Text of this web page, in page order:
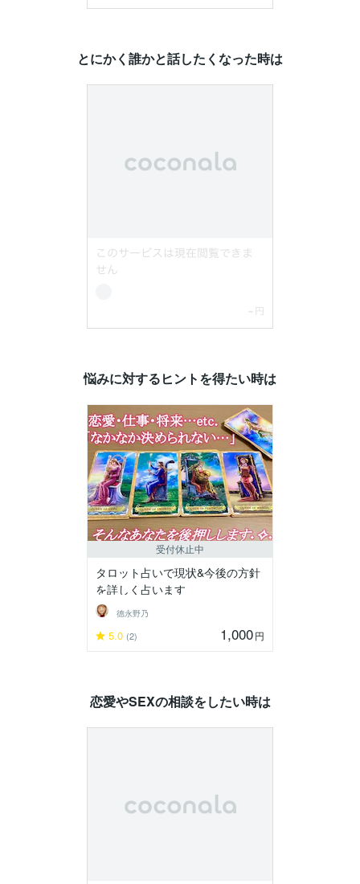
とにかく誰かと話したくなった時は
悩みに対するヒントを得たい時は
受付休止中
タロット占いで現状&今後の方針
を詳しく占います
德永野乃
5.0 (2) 1,000円
恋愛やSEXの相談をしたい時は